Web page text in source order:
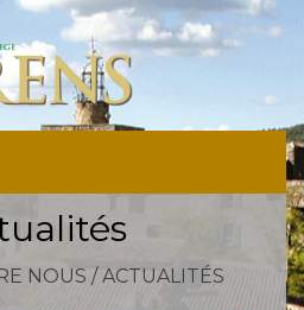
NOUS /ACTUALITÉS